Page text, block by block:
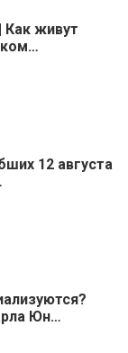
Как живут
12 августа
Юн…